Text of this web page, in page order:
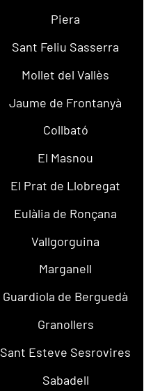
Piera
Sant Feliu Sasserra
Mollet del Vallès
Jaume de Frontanyà
Collbató
El Masnou
El Prat de Llobregat
Eulàlia de Ronçana
Vallgorguina
Marganell
Guardiola de Berguedà
Granollers
Sant Esteve Sesrovires
Sabadell